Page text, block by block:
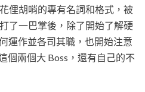
俚胡哨的專有名詞和格式，被
了一巴掌後，除了開始了解硬
運作並各司其職，也開始注意
個兩個大 Boss，還有自己的不